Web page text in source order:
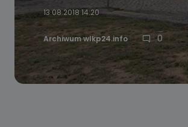
13.08.2018 14:20
Archiwum wlkp24.info 0